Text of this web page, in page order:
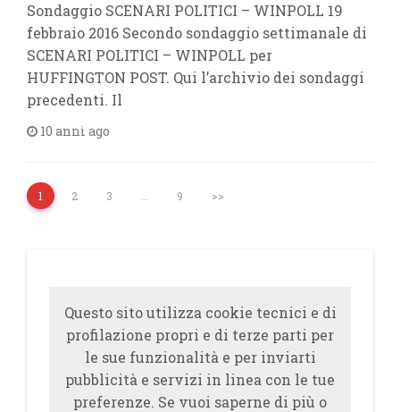
Sondaggio SCENARI POLITICI – WINPOLL 19
febbraio 2016 Secondo sondaggio settimanale di
SCENARI POLITICI – WINPOLL per
HUFFINGTON POST. Qui l’archivio dei sondaggi
precedenti. Il
10 anni ago
1 2 3 9 >>
Questo sito utilizza cookie tecnici e di
profilazione propri e di terze parti per
le sue funzionalità e per inviarti
pubblicità e servizi in linea con le tue
preferenze. Se vuoi saperne di più o